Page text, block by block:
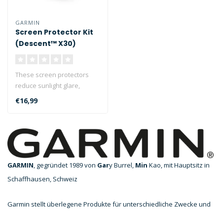
GARMIN
Screen Protector Kit
(Descent™ X30)
These screen protectors
reduce sunlight glare,
minimise fingerprint
smudges and ..
€16,99
GARMIN, gegründet 1989 von Gary Burrel, Min Kao, mit Hauptsitz in
Schaffhausen, Schweiz
Garmin stellt überlegene Produkte für unterschiedliche Zwecke und